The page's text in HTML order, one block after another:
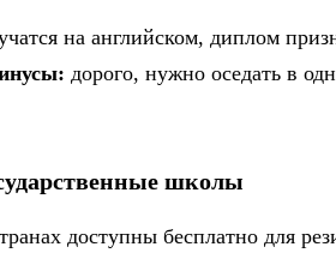
на английском, диплом
дорого, нужно оседать в
школы
доступны бесплатно для